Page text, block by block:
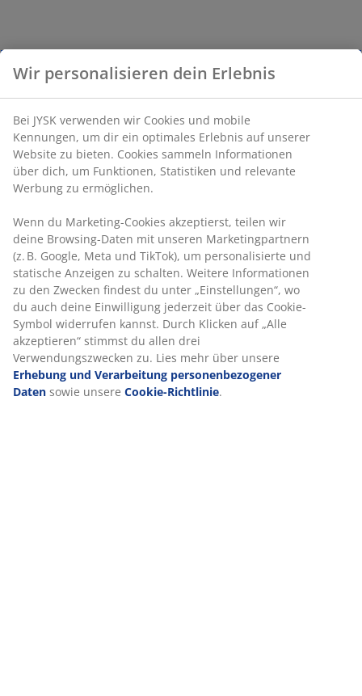
Wir personalisieren dein Erlebnis
Bei JYSK verwenden wir Cookies und mobile
Kennungen, um dir ein optimales Erlebnis auf unserer
Website zu bieten. Cookies sammeln Informationen
über dich, um Funktionen, Statistiken und relevante
Werbung zu ermöglichen.
Wenn du Marketing-Cookies akzeptierst, teilen wir
deine Browsing-Daten mit unseren Marketingpartnern
(z. B. Google, Meta und TikTok), um personalisierte und
statische Anzeigen zu schalten. Weitere Informationen
zu den Zwecken findest du unter „Einstellungen“, wo
du auch deine Einwilligung jederzeit über das Cookie-
Symbol widerrufen kannst. Durch Klicken auf „Alle
akzeptieren“ stimmst du allen drei
Verwendungszwecken zu. Lies mehr über unsere
Erhebung und Verarbeitung personenbezogener
Daten sowie unsere Cookie-Richtlinie.